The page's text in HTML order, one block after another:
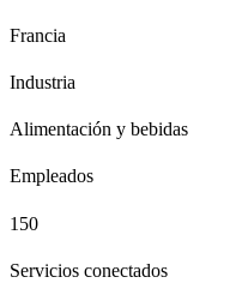
Francia
Industria
Alimentación y bebidas
Empleados
150
Servicios conectados